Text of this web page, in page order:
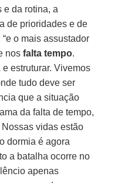
e da rotina, a
de prioridades e de
o mais assustador
nosfalta tempo.
estruturar. Vivemos
tudo deve ser
que a situação
da falta de tempo,
vidas estão
dormia é agora
a batalha ocorre no
apenas